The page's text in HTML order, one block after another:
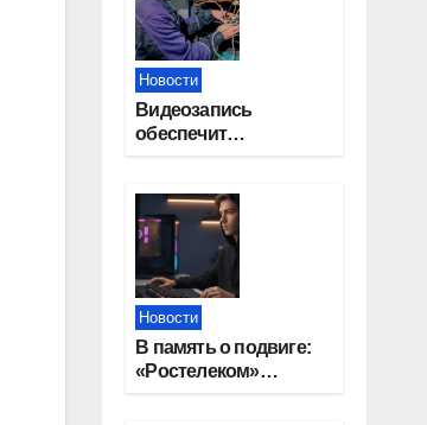
Новости
Видеозапись
обеспечит
Новосибирской
области
Новости
В память о подвиге:
«Ростелеком»